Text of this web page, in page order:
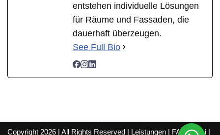
entstehen individuelle Lösungen
für Räume und Fassaden, die
dauerhaft überzeugen.
See Full Bio
Copyright 2026 | All Rights Reserved | Leistungen | FAQ|Wiki |